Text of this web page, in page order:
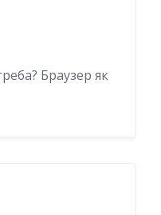
Браузер як